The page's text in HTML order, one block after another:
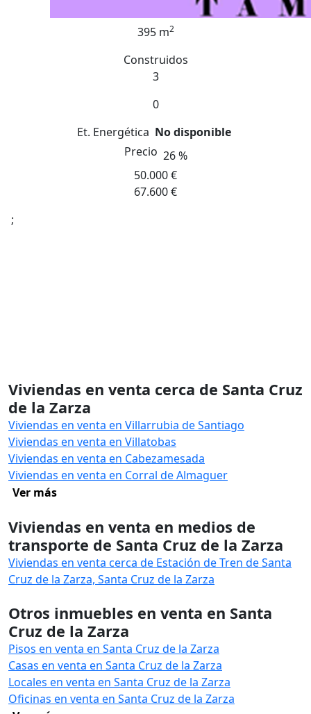
395 m2
Construidos
3
0
Et. Energética No disponible
Precio 26 %
50.000 €
67.600 €
;
Viviendas en venta cerca de Santa Cruz
de la Zarza
Viviendas en venta en Villarrubia de Santiago
Viviendas en venta en Villatobas
Viviendas en venta en Cabezamesada
Viviendas en venta en Corral de Almaguer
Ver más
Viviendas en venta en medios de
transporte de Santa Cruz de la Zarza
Viviendas en venta cerca de Estación de Tren de Santa
Cruz de la Zarza, Santa Cruz de la Zarza
Otros inmuebles en venta en Santa
Cruz de la Zarza
Pisos en venta en Santa Cruz de la Zarza
Casas en venta en Santa Cruz de la Zarza
Locales en venta en Santa Cruz de la Zarza
Oficinas en venta en Santa Cruz de la Zarza